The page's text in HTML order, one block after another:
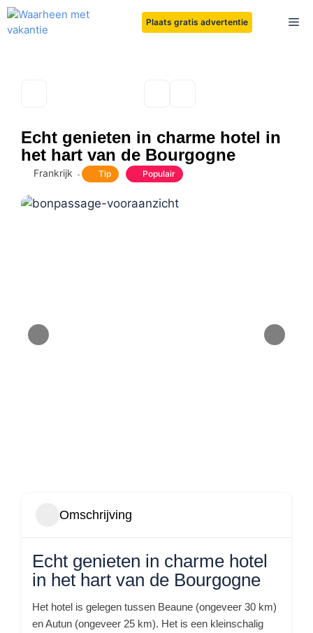
Ga
naar
Plaats gratis advertentie
Echt genieten in charme hotel in
het hart van de Bourgogne
Frankrijk Tip Populair
Omschrijving
Echt genieten in charme hotel
in het hart van de Bourgogne
Het hotel is gelegen tussen Beaune (ongeveer 30 km)
en Autun (ongeveer 25 km). Het is een kleinschalig